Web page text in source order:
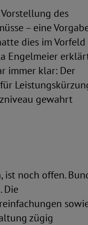
des
– eine
dies im Vorfeld
Engelmeier
immer klar: Der
gewahrt
noch offen.
Die
zügig